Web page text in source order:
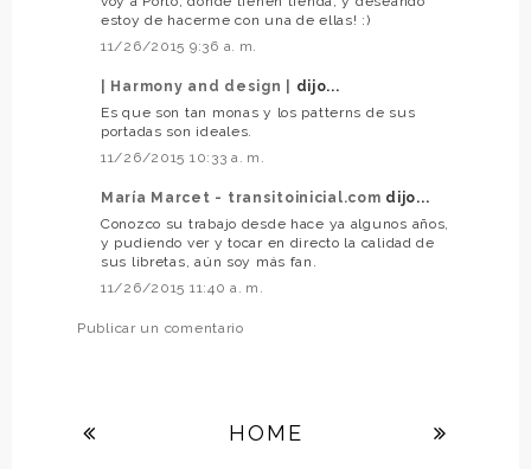
estoy de hacerme con una de ellas! :)
11/26/2015 9:36 a. m.
| Harmony and design |
dijo...
Es que son tan monas y los patterns de sus
portadas son ideales.
11/26/2015 10:33 a. m.
María Marcet - transitoinicial.com dijo...
Conozco su trabajo desde hace ya algunos años,
y pudiendo ver y tocar en directo la calidad de
sus libretas, aún soy más fan.
11/26/2015 11:40 a. m.
Publicar un comentario
HOME